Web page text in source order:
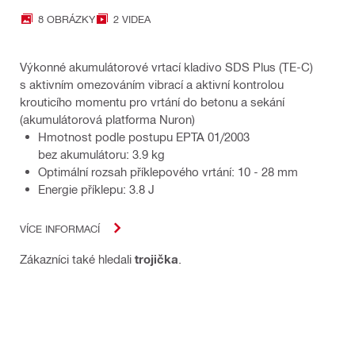
8 OBRÁZKY 2 VIDEA
Výkonné akumulátorové vrtací kladivo SDS Plus (TE-C)
s aktivním omezováním vibrací a aktivní kontrolou
krouticího momentu pro vrtání do betonu a sekání
(akumulátorová platforma Nuron)
Hmotnost podle postupu EPTA 01/2003
bez akumulátoru: 3.9 kg
Optimální rozsah příklepového vrtání: 10 - 28 mm
Energie příklepu: 3.8 J
VÍCE INFORMACÍ
Zákazníci také hledali trojička